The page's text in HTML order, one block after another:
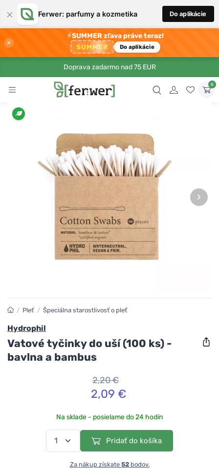
× Ferwer: parfumy a kozmetika Do aplikácie
×
⚡SUMMER zľava práve teraz!
SUMMER Do aplikácie
Doprava zadarmo nad 75 EUR
0
›
/ Pleť / Špeciálna starostlivosť o pleť
Hydrophil
Vatové tyčinky do uší (100 ks) -
bavlna a bambus
2,20 €
2,09 €
Na sklade - posielame do 24 hodín
Pridať do košíka
Za nákup získate 52bodov.